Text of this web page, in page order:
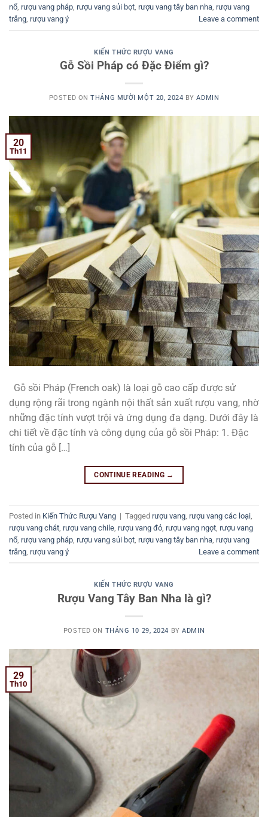
nổ rượu vang pháp rượu vang sủi bọt rượu vang tây ban nha rượu vang
trắng rượu vang ý Leave a comment
KIẾN THỨC RƯỢU VANG
Gỗ Sồi Pháp có Đặc Điểm gì?
POSTED ONTHÁNG MƯỜI MỘT 20, 2024 BYADMIN
20
Th11
Gỗ sồi Pháp (French oak) là loại gỗ cao cấp được sử
dụng rộng rãi trong ngành nội thất sản xuất rượu vang, nhờ
những đặc tính vượt trội và ứng dụng đa dạng. Dưới đây là
chi tiết về đặc tính và công dụng của gỗ sồi Pháp: 1. Đặc
tính của gỗ […]
CONTINUE READING →
Posted in Kiến Thức Rượu Vang | Tagged rượu vang rượu vang các loại
rượu vang chát rượu vang chile rượu vang đỏ rượu vang ngọt rượu vang
nổ rượu vang pháp rượu vang sủi bọt rượu vang tây ban nha rượu vang
trắng rượu vang ý Leave a comment
KIẾN THỨC RƯỢU VANG
Rượu Vang Tây Ban Nha là gì?
POSTED ON THÁNG 10 29, 2024 BYADMIN
29
Th10